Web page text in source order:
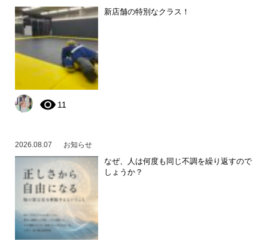
新店舗の特別なクラス！
11
2026.08.07 お知らせ
なぜ、人は何度も同じ不調を繰り返すので
しょうか？